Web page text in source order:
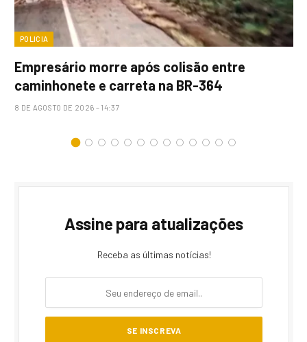
POLICIA
Empresário morre após colisão entre
caminhonete e carreta na BR-364
8 DE AGOSTO DE 2026 – 14:37
Assine para atualizações
Receba as últimas notícias!